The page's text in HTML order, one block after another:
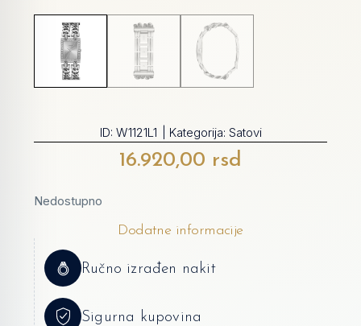
ID: W1121L1 | Kategorija: Satovi
16.920,00 rsd
Nedostupno
Dodatne informacije
Ručno izrađen nakit
Sigurna kupovina